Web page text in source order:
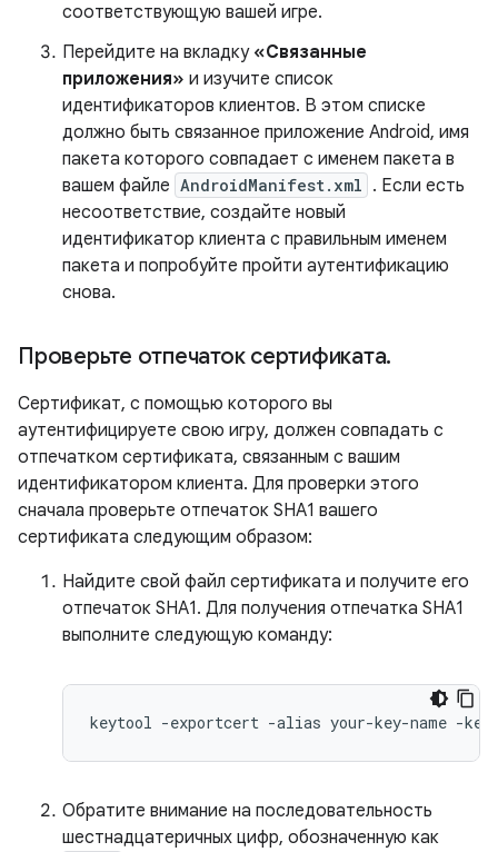
соответствующую вашей игре.
Перейдите на вкладку «Связанные
приложения» и изучите список
идентификаторов клиентов. В этом списке
должно быть связанное приложение Android, имя
пакета которого совпадает с именем пакета в
вашем файле AndroidManifest.xml . Если есть
несоответствие, создайте новый
идентификатор клиента с правильным именем
пакета и попробуйте пройти аутентификацию
снова.
Проверьте отпечаток сертификата.
Сертификат, с помощью которого вы
аутентифицируете свою игру, должен совпадать с
отпечатком сертификата, связанным с вашим
идентификатором клиента. Для проверки этого
сначала проверьте отпечаток SHA1 вашего
сертификата следующим образом:
Найдите свой файл сертификата и получите его
отпечаток SHA1. Для получения отпечатка SHA1
выполните следующую команду:
keytool -exportcert -alias your-key-name -
Обратите внимание на последовательность
шестнадцатеричных цифр, обозначенную как